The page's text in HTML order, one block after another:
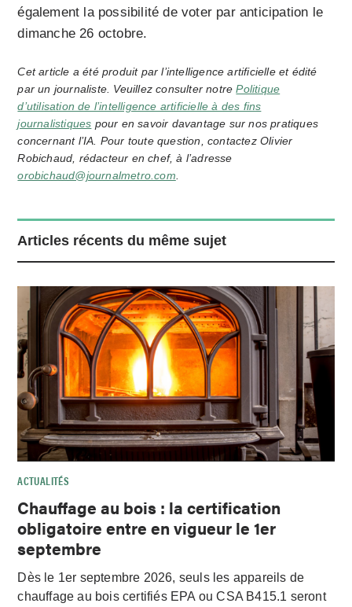
également la possibilité de voter par anticipation le
dimanche 26 octobre.
Cet article a été produit par l’intelligence artificielle et édité
par un journaliste. Veuillez consulter notrePolitique
d’utilisation de l’intelligence artificielle à des fins
journalistiques pour en savoir davantage sur nos pratiques
concernant l’IA. Pour toute question, contactez Olivier
Robichaud, rédacteur en chef, à l’adresse
orobichaud@journalmetro.com.
Articles récents du même sujet
ACTUALITÉS
Chauffage au bois : la certification
obligatoire entre en vigueur le 1er
septembre
Dès le 1er septembre 2026, seuls les appareils de
chauffage au bois certifiés EPA ou CSA B415.1 seront